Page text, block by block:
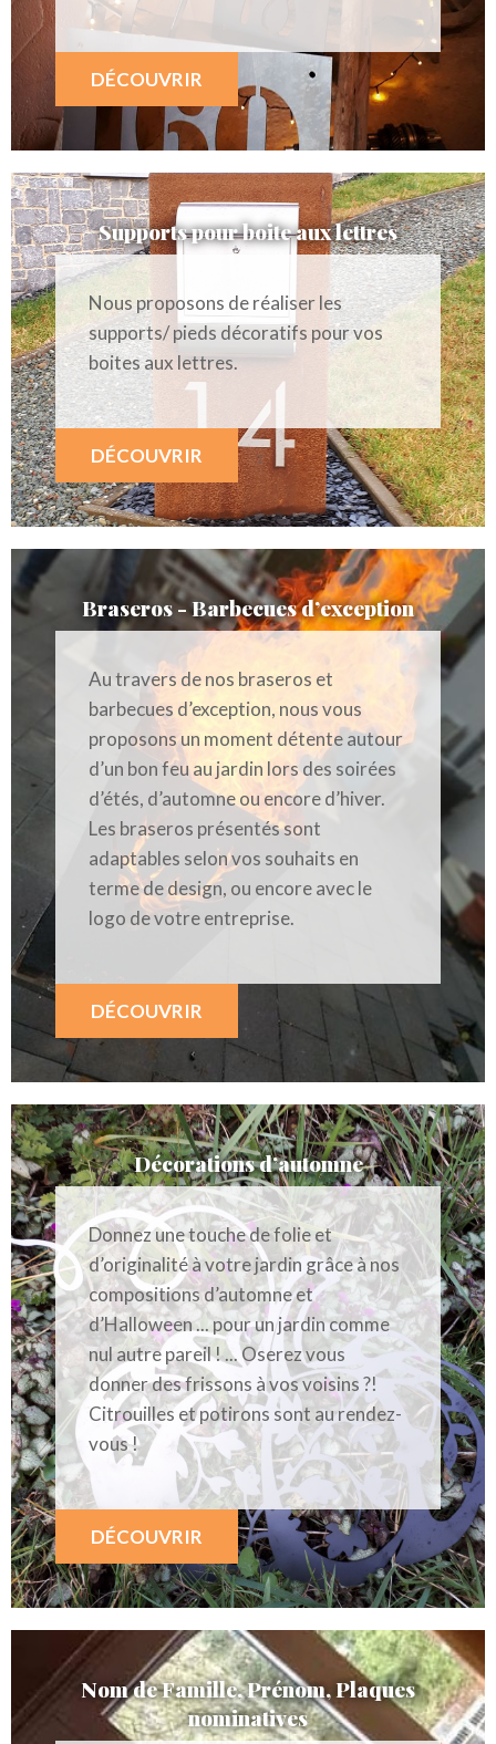
DÉCOUVRIR
Supports pour boite aux lettres
Nous proposons de réaliser les
supports/ pieds décoratifs pour vos
boites aux lettres.
DÉCOUVRIR
Braseros - Barbecues d’exception
Au travers de nos braseros et
barbecues d’exception, nous vous
proposons un moment détente autour
d’un bon feu au jardin lors des soirées
d’étés, d’automne ou encore d’hiver.
Les braseros présentés sont
adaptables selon vos souhaits en
terme de design, ou encore avec le
logo de votre entreprise.
DÉCOUVRIR
Décorations d’automne
Donnez une touche de folie et
d’originalité à votre jardin grâce à nos
compositions d’automne et
d’Halloween ... pour un jardin comme
nul autre pareil ! ... Oserez vous
donner des frissons à vos voisins ?!
Citrouilles et potirons sont au rendez-
vous !
DÉCOUVRIR
Nom de Famille, Prénom, Plaques
nominatives